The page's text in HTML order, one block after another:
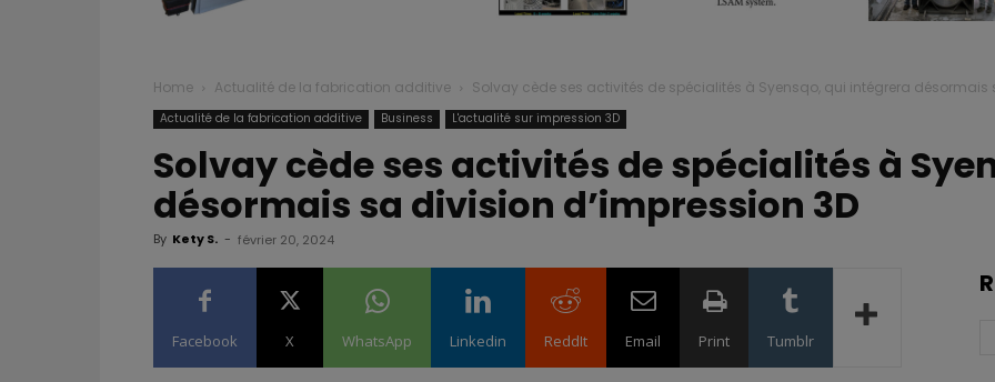
Home Actualité de la fabrication additive Solvay cède ses activités de spécialités à Syensqo, qui intégrera désormais
Actualité de la fabrication additive Business L'actualité sur impression 3D
Solvay cède ses activités de spécialités à
désormais sa division d’impression 3D
By Kety S. - février 20, 2024
Facebook X WhatsApp Linkedin ReddIt Email Print Tumblr